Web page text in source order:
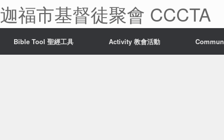
迦福市基督徒聚會 CCCTA
Bible Tool 聖經工具 Activity 教會活動